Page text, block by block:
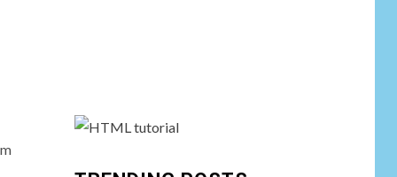
9
Laksanakan